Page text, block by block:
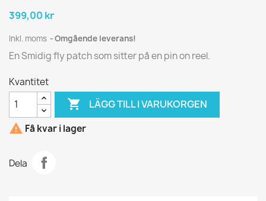
399,00 kr
Inkl. moms Omgående leverans!
En Smidig fly patch som sitter på en pin on reel.
Kvantitet
 LÄGG TILL I VARUKORGEN
 Få kvar i lager
Dela